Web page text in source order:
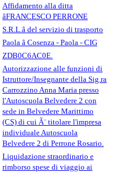
Affidamento alla ditta
âFRANCESCO PERRONE
S.R.L.â del servizio di trasporto
Paola â Cosenza - Paola - CIG
ZDB0C6AC0E.
Autorizzazione alle funzioni di
Istruttore/Insegnante della Sig.ra
Carrozzino Anna Maria presso
l'Autoscuola Belvedere 2 con
sede in Belvedere Marittimo
(CS) di cui Ã¨ titolare l'impresa
individuale Autoscuola
Belvedere 2 di Perrone Rosario.
Liquidazione straordinario e
rimborso spese di viaggio ai